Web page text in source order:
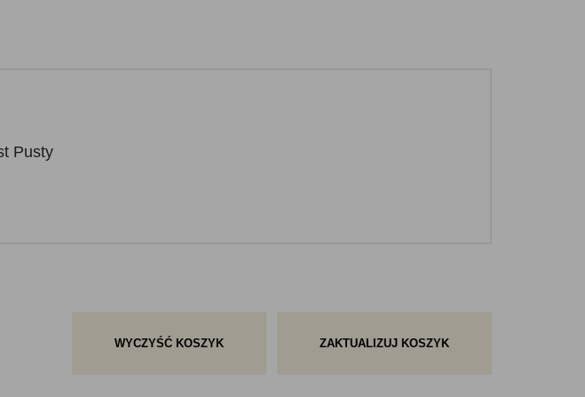
Pusty
WYCZYŚĆ KOSZYK ZAKTUALIZUJ KOSZYK